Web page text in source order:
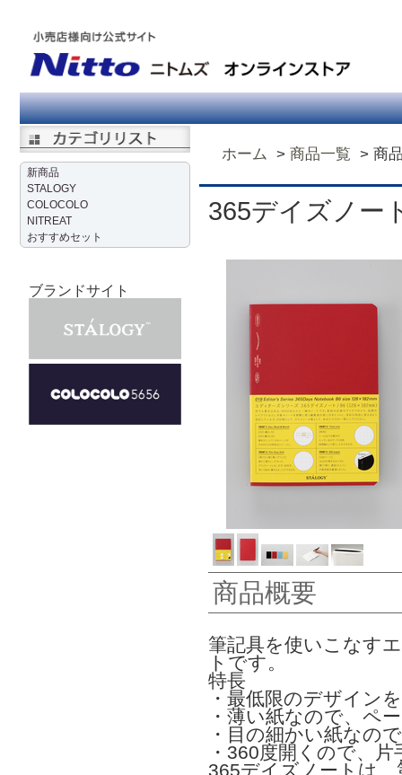
新商品
STALOGY
COLOCOLO
NITREAT
おすすめセット
ブランドサイト
ホーム 商品一覧 商
365デイズノ
商品概要
筆記具を使いこなす
トです。
特長
・最低限のデザイン
・薄い紙なので、ペ
・目の細かい紙なの
・360度開くので、
365デイズノートは